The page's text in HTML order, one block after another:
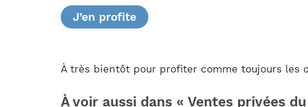
J’en profite
À très bientôt pour profiter comme toujours les
À voir aussi dans « Ventes privées